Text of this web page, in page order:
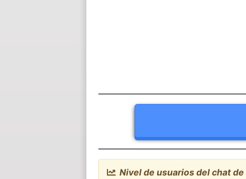
Nivel de usuarios del chat de